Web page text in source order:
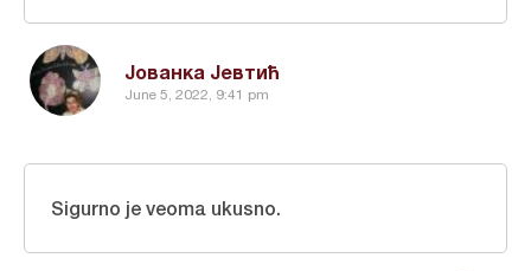
Јованка Јевтић
June 5, 2022, 9:41 pm
Sigurno je veoma ukusno.